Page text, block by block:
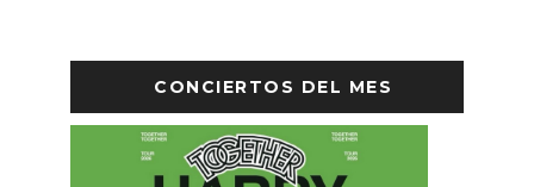
CONCIERTOS DEL MES